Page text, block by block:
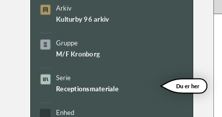
Arkiv
Kulturby 96 arkiv
Gruppe
M/F Kronborg
Serie
Receptionsmateriale
Du er her
Enhed